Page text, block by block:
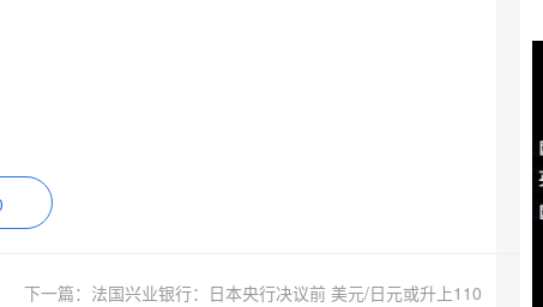
下一篇：法国兴业银行：日本央行决议前 美元/日元或升上110